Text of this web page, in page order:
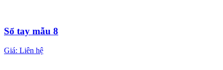
Sổ tay mẫu 8
Giá: Liên hệ